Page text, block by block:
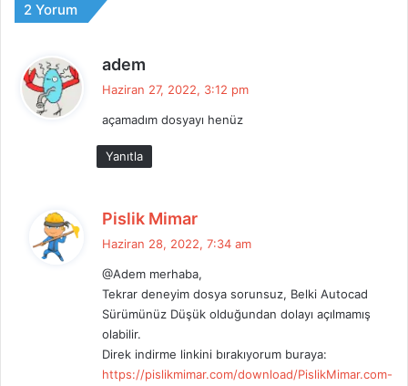
2 Yorum
adem
i
k
i
Haziran 27, 2022, 3:12 pm
açamadım dosyayı henüz
Yanıtla
Pislik Mimar
i
k
i
Haziran 28, 2022, 7:34 am
@Adem merhaba,
Tekrar deneyim dosya sorunsuz, Belki Autocad
Sürümünüz Düşük olduğundan dolayı açılmamış
olabilir.
Direk indirme linkini bırakıyorum buraya:
https://pislikmimar.com/download/PislikMimar.com-